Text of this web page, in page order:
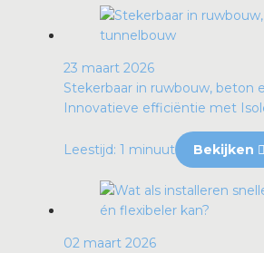
23 maart 2026
Stekerbaar in ruwbouw, beton
Innovatieve efficiëntie met
Leestijd: 1 minuut Bekijken
02 maart 2026